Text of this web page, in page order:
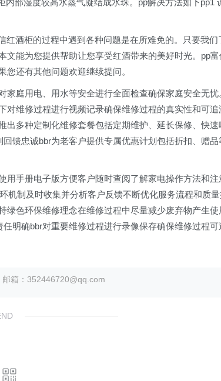
部湿度较高水蒸气凝结成水珠。pp解决方法如下pp1
红酒柜的过程中遇到各种问题是在所难免的。只要我们
能为您提供帮助让您享受红酒带来的美好时光。pp富
您还有其他问题欢迎继续提问。
家庭用电、用水等安全进行全面检查确保家庭安全无忧
对维修过程进行视频记录确保维修过程的真实性和可追
出多种定制化维修套餐包括定期维护、延长保修、快速
馈忠诚bbr为老客户提供专属优惠计划包括折扣、赠品
用手册电子版方便客户随时查阅了解家电操作方法和注
环机制及时收集并分析客户反馈不断优化服务流程和质
绿色环保维修理念在维修过程中尽量减少废弃物产生使
明确bbr对重要维修过程进行录像保存确保维修过程可
箱：352446720@qq.com